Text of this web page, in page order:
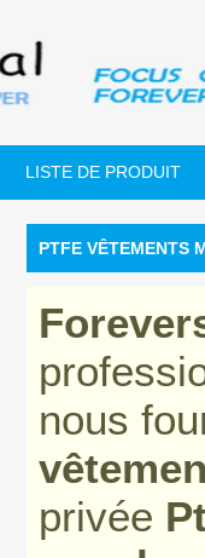
LISTE DE PRODUIT
PTFE VÊTEMENTS
nous
privée